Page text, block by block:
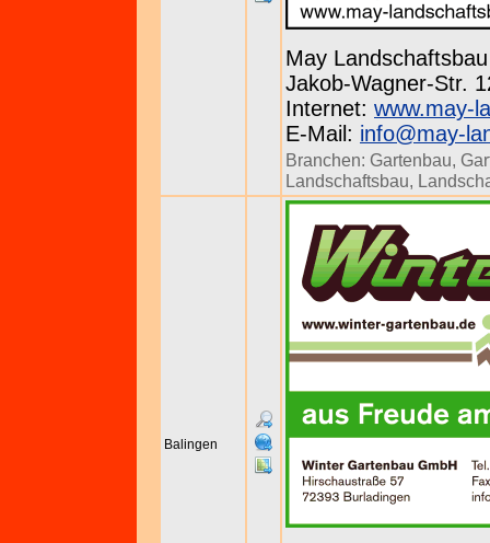
May
Jakob-Wagner-Str.
Internet: www.may-
E-Mail: info@may-
Branchen: Gartenbau,
Landschaftsbau,
Balingen